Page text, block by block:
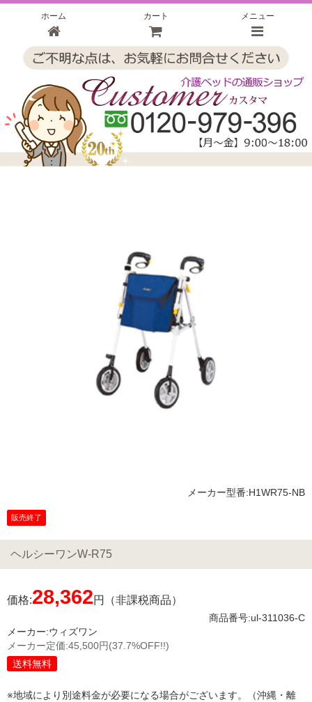
ホーム カート メニュー
メーカー型番:H1WR75-NB
販売終了
ヘルシーワンW-R75
価格:28,362円（非課税商品）
商品番号:ul-311036-C
メーカー:ウィズワン
メーカー定価:45,500円(37.7%OFF!!)
送料無料
※地域により別途料金が必要になる場合がございます。（沖縄・離